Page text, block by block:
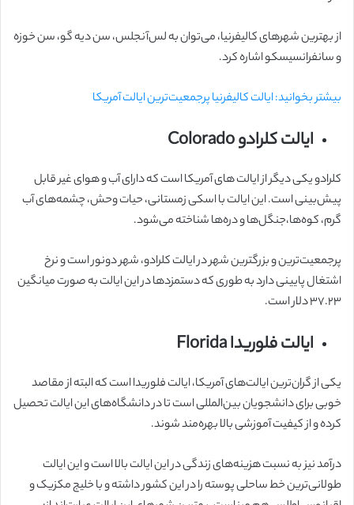
از بهترین شهرهای کالیفرنیا، می‌توان به لس‌آنجلس، سن دیه گو، سن خوزه
و سانفرانسیسکو اشاره کرد.
بیشتر بخوانید: ایالت کالیفرنیا پرجمعیت‌ترین ایالت آمریکا
ایالت کلرادو Colorado
کلرادو یکی دیگر از ایالت های آمریکا است که دارای آب و هوای غیر قابل
پیش‌بینی است. این ایالت با اسکی زمستانی، حیات وحش، چشمه‌های آب
گرم، کوه‌ها،‌جنگل‌ها و دره‌ها شناخته می‌شود.
پرجمعیت‌ترین و بزرگترین شهر در ایالت کلرادو، شهر دونور است و نرخ
اشتغال پایینی دارد به طوری که دستمزدها در این ایالت به صورت میانگین
۳۷.۲۳ دلار است.
ایالت فلوریدا Florida
یکی از گران‌ترین ایالت‌های آمریکا، ایالت فلوریدا است که البته از مقاصد
خوبی برای دانشجویان بین‌المللی است تا در دانشگاه‌های این ایالت تحصیل
کرده و از کیفیت آموزشی بالا بهره‌مند شوند.
درآمد نیز به نسبت هزینه‌های زندگی در این ایالت بالا است و این ایالت
طولانی‌ترین خط ساحلی پوسته را در این کشور داشته و با خلیج مکزیک و